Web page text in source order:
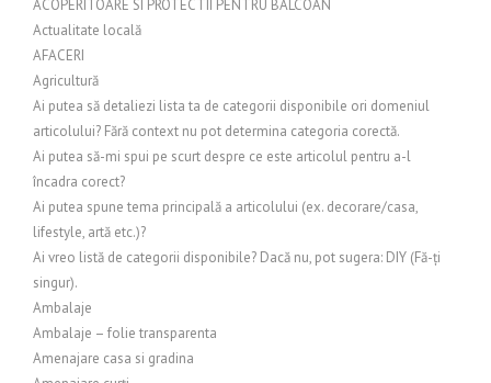
ACOPERITOARE SI PROTECTII PENTRU BALCOAN
Actualitate locală
AFACERI
Agricultură
Ai putea să detaliezi lista ta de categorii disponibile ori domeniul
articolului? Fără context nu pot determina categoria corectă.
Ai putea să-mi spui pe scurt despre ce este articolul pentru a-l
încadra corect?
Ai putea spune tema principală a articolului (ex. decorare/casa,
lifestyle, artă etc.)?
Ai vreo listă de categorii disponibile? Dacă nu, pot sugera: DIY (Fă-ți
singur).
Ambalaje
Ambalaje – folie transparenta
Amenajare casa si gradina